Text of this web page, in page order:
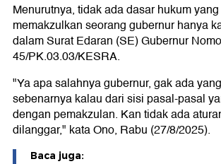
Menurutnya, tidak ada dasar hukum
memakzulkan seorang gubernur hanya
dalam Surat Edaran (SE) Gubernur
45/PK.03.03/KESRA.
"Ya apa salahnya gubernur, gak ada
sebenarnya kalau dari sisi pasal-pasal
dengan pemakzulan. Kan tidak ada
dilanggar," kata Ono, Rabu (27/8/2025).
Baca juga: